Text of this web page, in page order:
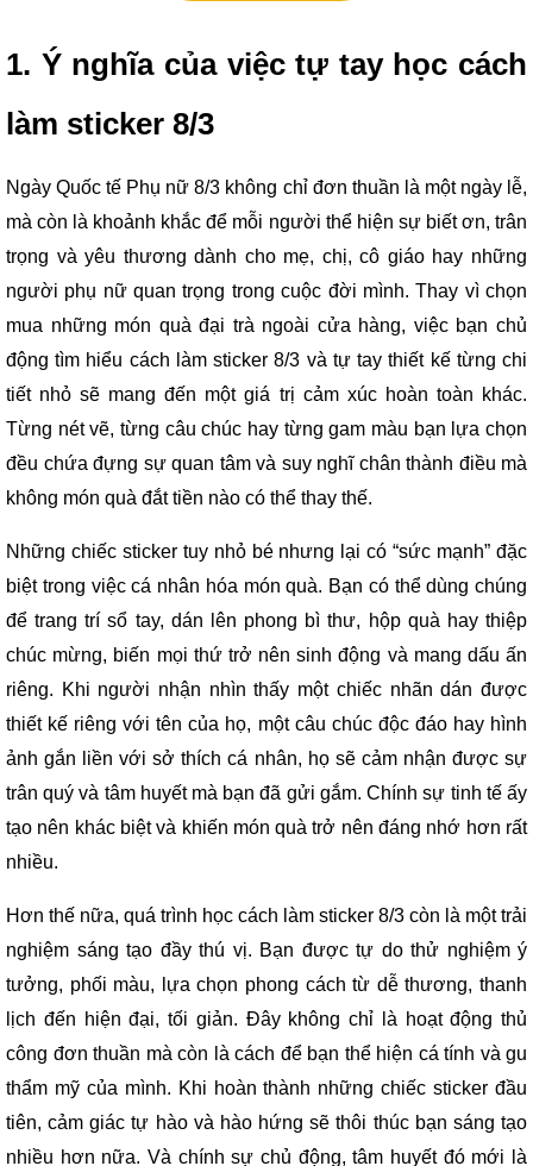
1. Ý nghĩa của việc tự tay học cách
làm sticker 8/3
Ngày Quốc tế Phụ nữ 8/3 không chỉ đơn thuần là một ngày lễ,
mà còn là khoảnh khắc để mỗi người thể hiện sự biết ơn, trân
trọng và yêu thương dành cho mẹ, chị, cô giáo hay những
người phụ nữ quan trọng trong cuộc đời mình. Thay vì chọn
mua những món quà đại trà ngoài cửa hàng, việc bạn chủ
động tìm hiểu cách làm sticker 8/3 và tự tay thiết kế từng chi
tiết nhỏ sẽ mang đến một giá trị cảm xúc hoàn toàn khác.
Từng nét vẽ, từng câu chúc hay từng gam màu bạn lựa chọn
đều chứa đựng sự quan tâm và suy nghĩ chân thành điều mà
không món quà đắt tiền nào có thể thay thế.
Những chiếc sticker tuy nhỏ bé nhưng lại có “sức mạnh” đặc
biệt trong việc cá nhân hóa món quà. Bạn có thể dùng chúng
để trang trí sổ tay, dán lên phong bì thư, hộp quà hay thiệp
chúc mừng, biến mọi thứ trở nên sinh động và mang dấu ấn
riêng. Khi người nhận nhìn thấy một chiếc nhãn dán được
thiết kế riêng với tên của họ, một câu chúc độc đáo hay hình
ảnh gắn liền với sở thích cá nhân, họ sẽ cảm nhận được sự
trân quý và tâm huyết mà bạn đã gửi gắm. Chính sự tinh tế ấy
tạo nên khác biệt và khiến món quà trở nên đáng nhớ hơn rất
nhiều.
Hơn thế nữa, quá trình học cách làm sticker 8/3 còn là một trải
nghiệm sáng tạo đầy thú vị. Bạn được tự do thử nghiệm ý
tưởng, phối màu, lựa chọn phong cách từ dễ thương, thanh
lịch đến hiện đại, tối giản. Đây không chỉ là hoạt động thủ
công đơn thuần mà còn là cách để bạn thể hiện cá tính và gu
thẩm mỹ của mình. Khi hoàn thành những chiếc sticker đầu
tiên, cảm giác tự hào và hào hứng sẽ thôi thúc bạn sáng tạo
nhiều hơn nữa. Và chính sự chủ động, tâm huyết đó mới là